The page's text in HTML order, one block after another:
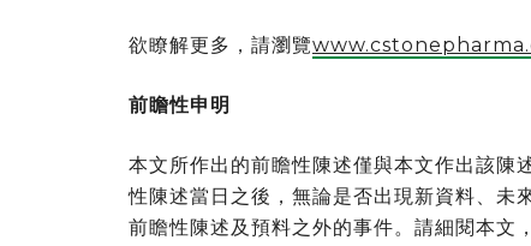
欲瞭解更多，請瀏覽
前瞻性申明
本文所作出的前瞻性陳述僅與本文作出該陳
性陳述當日之後，無論是否出現新資料、未
前瞻性陳述及預料之外的事件。請細閱本文